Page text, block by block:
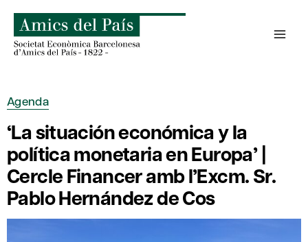
content
Agenda
‘La situación económica y la
política monetaria en Europa’ |
Cercle Financer amb l’Excm. Sr.
Pablo Hernández de Cos